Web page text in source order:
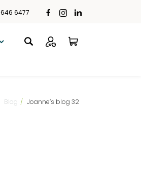
6477
Blog / Joanne’s blog 32